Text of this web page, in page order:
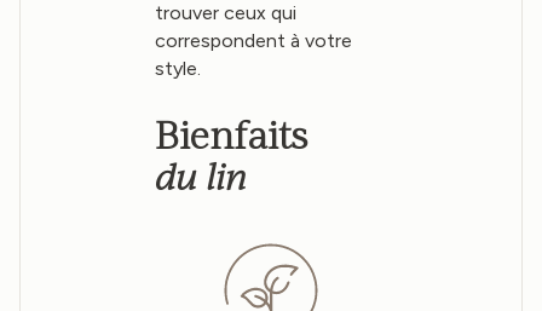
trouver ceux qui
correspondent à votre
style.
Bienfaits
du lin